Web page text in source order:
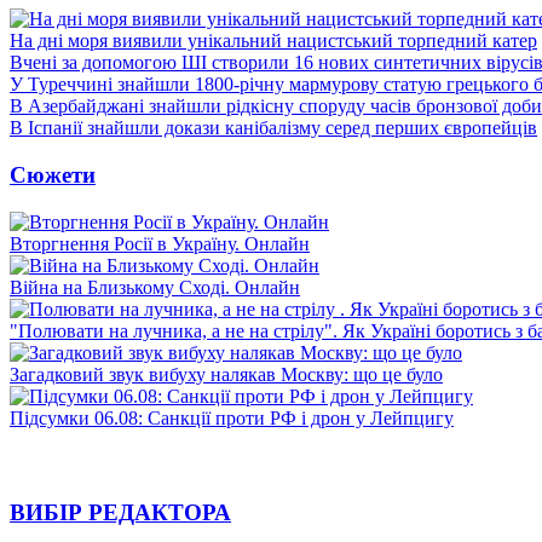
На дні моря виявили унікальний нацистський торпедний катер
Вчені за допомогою ШІ створили 16 нових синтетичних вірусів
У Туреччині знайшли 1800-річну мармурову статую грецького
В Азербайджані знайшли рідкісну споруду часів бронзової доби
В Іспанії знайшли докази канібалізму серед перших європейців
Сюжети
Вторгнення Росії в Україну. Онлайн
Війна на Близькому Сході. Онлайн
"Полювати на лучника, а не на стрілу". Як Україні боротись з
Загадковий звук вибуху налякав Москву: що це було
Підсумки 06.08: Санкції проти РФ і дрон у Лейпцигу
ВИБІР РЕДАКТОРА